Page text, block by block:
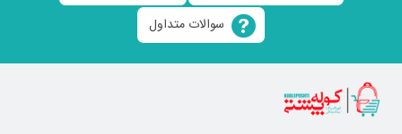
سوالات متداول